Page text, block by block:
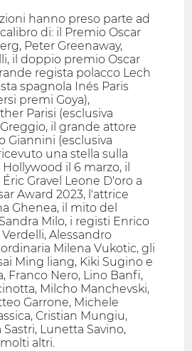
hanno preso parte ad
di: il Premio Oscar
Peter Greenaway,
il doppio premio Oscar
regista polacco Lech
spagnola Inés Paris
premi Goya),
Parisi (esclusiva
il grande attore
Giannini (esclusiva
una stella sulla
il 6 marzo, il
Gravel Leone D'oro a
Award 2023, l'attrice
Ghenea, il mito del
Milo, i registi Enrico
Alessandro
Milena Vukotic, gli
Ming liang, Kiki Sugino e
Franco Nero, Lino Banfi,
Milcho Manchevski,
Garrone, Michele
Cristian Mungiu,
Sastri, Lunetta Savino,
altri.